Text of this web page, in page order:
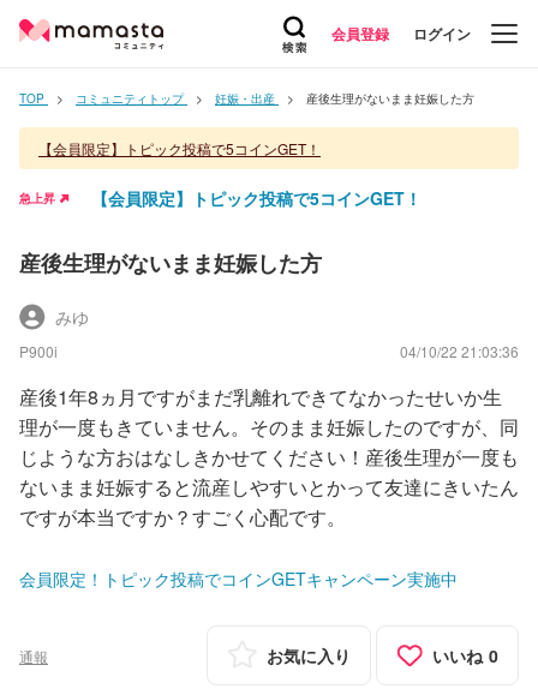
会員登録 ログイン
TOP コミュニティトップ 妊娠・出産 産後生理がないまま妊娠した方
【会員限定】トピック投稿で5コインGET！
急上昇 【会員限定】トピック投稿で5コインGET！
産後生理がないまま妊娠した方
みゆ
P900i 04/10/22 21:03:36
産後1年8ヵ月ですがまだ乳離れできてなかったせいか生
理が一度もきていません。そのまま妊娠したのですが、同
じような方おはなしきかせてください！産後生理が一度も
ないまま妊娠すると流産しやすいとかって友達にきいたん
ですが本当ですか？すごく心配です。
会員限定！トピック投稿でコインGETキャンペーン実施中
通報 お気に入り いいね 0